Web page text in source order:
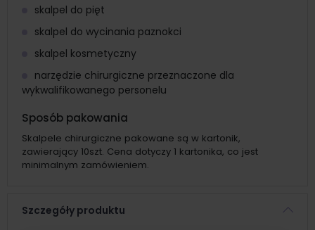
skalpel do pięt
skalpel do wycinania paznokci
skalpel kosmetyczny
narzędzie chirurgiczne przeznaczone dla
wykwalifikowanego personelu
Sposób pakowania
Skalpele chirurgiczne pakowane są w kartonik,
zawierający 10szt. Cena dotyczy 1 kartonika, co jest
minimalnym zamówieniem.
Szczegóły produktu